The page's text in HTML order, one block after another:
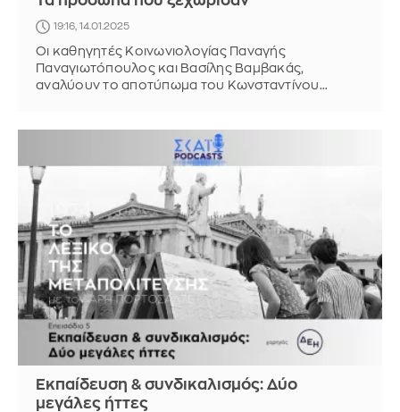
19:16, 14.01.2025
Οι καθηγητές Κοινωνιολογίας Παναγής
Παναγιωτόπουλος και Βασίλης Βαμβακάς,
αναλύουν το αποτύπωμα του Κωνσταντίνου
Εκπαίδευση & συνδικαλισμός: Δύο
μεγάλες ήττες